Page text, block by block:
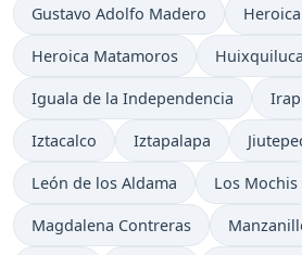
Gustavo Adolfo Madero
Heroica Matamoros
Iguala de la Independencia
Iztacalco Iztapalapa
León de los Aldama Los Mochis
Magdalena Contreras